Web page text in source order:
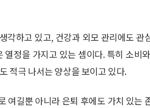
하고 있고, 건강과 외모 관리에도 관
정을 가지고 있는 셈이다. 특히 소비
적극 나서는 양상을 보이고 있다.
여길뿐 아니라 은퇴 후에도 가치 있는